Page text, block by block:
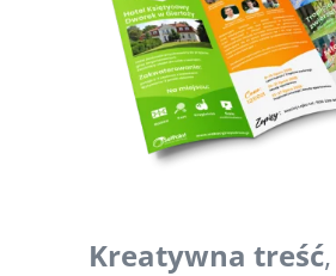
Kreatywna treść